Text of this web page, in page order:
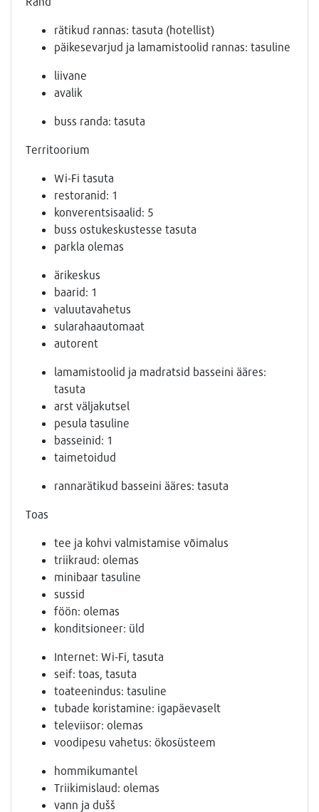
rätikud rannas: tasuta (hotellist)
päikesevarjud ja lamamistoolid rannas: tasuline
liivane
avalik
buss randa: tasuta
Territoorium
Wi-Fi tasuta
restoranid: 1
konverentsisaalid: 5
buss ostukeskustesse tasuta
parkla olemas
ärikeskus
baarid: 1
valuutavahetus
sularahaautomaat
autorent
lamamistoolid ja madratsid basseini ääres:
tasuta
arst väljakutsel
pesula tasuline
basseinid: 1
taimetoidud
rannarätikud basseini ääres: tasuta
Toas
tee ja kohvi valmistamise võimalus
triikraud: olemas
minibaar tasuline
sussid
föön: olemas
konditsioneer: üld
Internet: Wi-Fi, tasuta
seif: toas, tasuta
toateenindus: tasuline
tubade koristamine: igapäevaselt
televiisor: olemas
voodipesu vahetus: ökosüsteem
hommikumantel
Triikimislaud: olemas
vann ja dušš